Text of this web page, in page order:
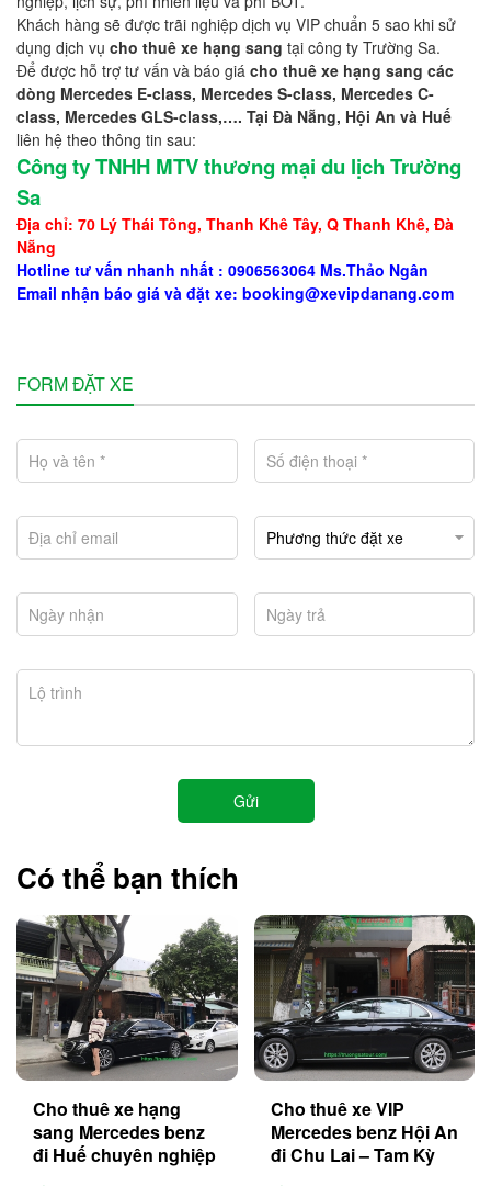
Khách hàng sẽ được trãi nghiệp dịch vụ VIP chuẩn 5 sao khi sử
dụng dịch vụ cho thuê xe hạng sang tại công ty Trường Sa.
Để được hỗ trợ tư vấn và báo giá cho thuê xe hạng sang các
dòng Mercedes E-class, Mercedes S-class, Mercedes C-
class, Mercedes GLS-class,…. Tại Đà Nẵng, Hội An và Huế
liên hệ theo thông tin sau:
Công ty TNHH MTV thương mại du lịch Trường
Sa
Địa chỉ: 70 Lý Thái Tông, Thanh Khê Tây, Q Thanh Khê, Đà
Nẵng
Hotline tư vấn nhanh nhất : 0906563064 Ms.Thảo Ngân
Email nhận báo giá và đặt xe: booking@xevipdanang.com
FORM ĐẶT XE
Có thể bạn thích
Cho thuê xe hạng
sang Mercedes benz
đi Huế chuyên nghiệp
Cho thuê xe VIP
Mercedes benz Hội An
đi Chu Lai – Tam Kỳ